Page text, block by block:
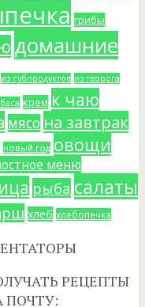
грибы
домашние
из субпродуктов из творога
крем к чаю
мясо на завтрак
новый год овощи
меню
рыба салаты
хлеб хлебопечка
РЕЦЕПТЫ
ПОЧТУ: